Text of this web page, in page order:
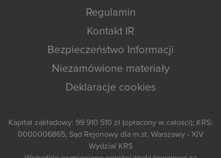
Regulamin
Kontakt IR
Bezpieczeństwo Informacji
Niezamówione materiały
Deklaracje cookies
Kapitał zakładowy: 99 910 510 zł (opłacony w całości); KRS:
0000006865; Sąd Rejonowy dla m.st. Warszawy - XIV
Wydział KRS